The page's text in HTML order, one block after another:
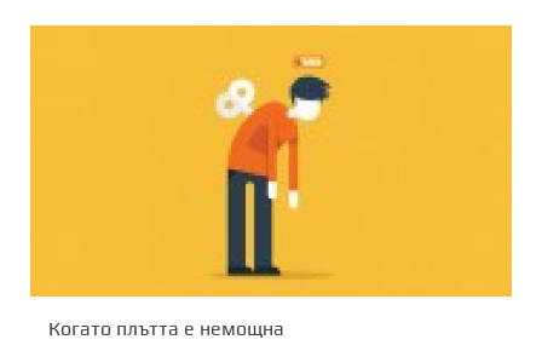
Когато плътта е немощна